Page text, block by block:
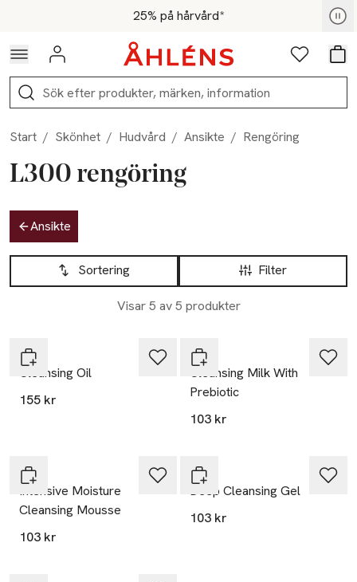
Hoppa till navigationsmenyn25% på hårvård*
För medlemmar - Shoppa nu
Logga in Favoriter
Sök
Start / Skönhet / Hudvård / Ansikte / Rengöring
L300 rengöring
Hoppa till produktsidan
Ansikte
Hoppa till produktsidan
Filter
Sortering
Visar 5 av 5 produkter
Lista över produkter
L300
Cleansing Oil
155 kr
L300
Cleansing Milk With
Prebiotic
103 kr
L300
Intensive Moisture
Cleansing Mousse
103 kr
L300
Deep Cleansing Gel
103 kr